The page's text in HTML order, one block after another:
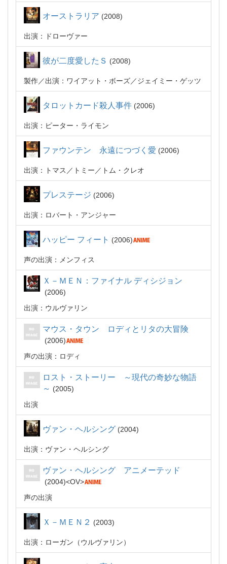
オーストラリア 2008
出演：ドローヴァー
彼が二度愛したＳ 2008
製作 出演：ワイアット・ボーズ／ジェイミー・ゲッツ
タロットカード殺人事件 2006
出演：ピーター・ライモン
ファウンテン 永遠につづく愛 2006
出演：トマス／トミー／トム・クレオ
プレステージ 2006
出演：ロバート・アンジャー
ハッピー フィート 2006
声の出演：メンフィス
Ｘ－ＭＥＮ：ファイナル ディシジョン
2006
出演：ウルヴァリン
マウス・タウン ロディとリタの大冒険
2006
声の出演：ロディ
ロスト・ストーリー ～現代の奇妙な物語
～
2005
出演
ヴァン・ヘルシング 2004
出演：ヴァン・ヘルシング
ヴァン・ヘルシング アニメーテッド
2004
OV
声の出演
Ｘ－ＭＥＮ２ 2003
出演：ローガン（ウルヴァリン）